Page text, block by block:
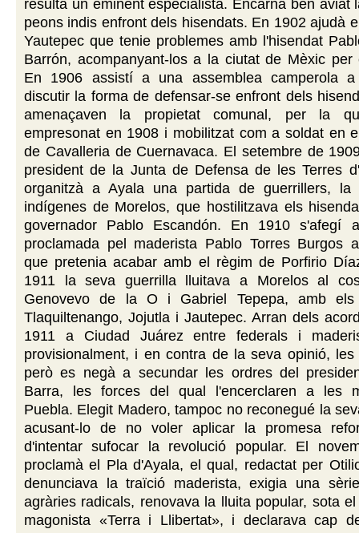
resultà un eminent especialista. Encarnà ben aviat
peons indis enfront dels hisendats. En 1902 ajudà
Yautepec que tenie problemes amb l'hisendat
Barrón, acompanyant-los a la ciutat de Mèxic per
En 1906 assistí a una assemblea camperola
discutir la forma de defensar-se enfront dels
amenaçaven la propietat comunal, per la
empresonat en 1908 i mobilitzat com a soldat en
de Cavalleria de Cuernavaca. El setembre de
president de la Junta de Defensa de les Terres
organitzà a Ayala una partida de guerrillers, la
indígenes de Morelos, que hostilitzava els
governador Pablo Escandón. En 1910 s'afegí
proclamada pel maderista Pablo Torres Burgos
que pretenia acabar amb el règim de Porfirio
1911 la seva guerrilla lluitava a Morelos al
Genovevo de la O i Gabriel Tepepa, amb els
Tlaquiltenango, Jojutla i Jautepec. Arran dels
1911 a Ciudad Juárez entre federals i
provisionalment, i en contra de la seva opinió, les
però es negà a secundar les ordres del
Barra, les forces del qual l'encerclaren a les
Puebla. Elegit Madero, tampoc no reconegué la
acusant-lo de no voler aplicar la promesa
d'intentar sufocar la revolució popular. El
proclamà el Pla d'Ayala, el qual, redactat per
denunciava la traïció maderista, exigia una
agràries radicals, renovava la lluita popular, sota
magonista «Terra i Llibertat», i declarava cap